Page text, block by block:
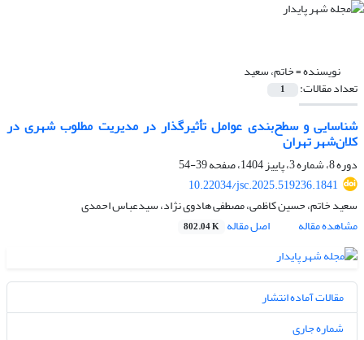
نویسنده =خاتم، سعید
تعداد مقالات: 1
شناسایی و سطح‌بندی عوامل تأثیرگذار در مدیریت مطلوب شهری در
کلان‌شهر تهران
دوره 8، شماره 3، پاییز 1404، صفحه
39-54
10.22034/jsc.2025.519236.1841
سعید خاتم، حسین کاظمی، مصطفی هادوی نژاد، سیدعباس احمدی
مشاهده مقاله
اصل مقاله 802.04 K
مقالات آماده انتشار
شماره جاری